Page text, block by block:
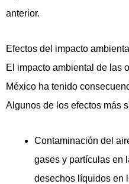
anterior.
Efectos del impacto ambiental
El impacto ambiental de las
México ha tenido
Algunos de los efectos más
Contaminación del
gases y partículas en
desechos líquidos en